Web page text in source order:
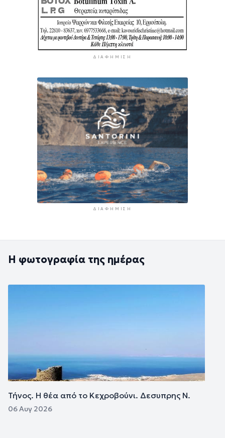
ΔΙΑΦΉΜΙΣΗ
ΔΙΑΦΉΜΙΣΗ
Η φωτογραφία της ημέρας
Τήνος. Η θέα από το Κεχροβούνι. Δεσυπρης Ν.
06 Αυγ 2026